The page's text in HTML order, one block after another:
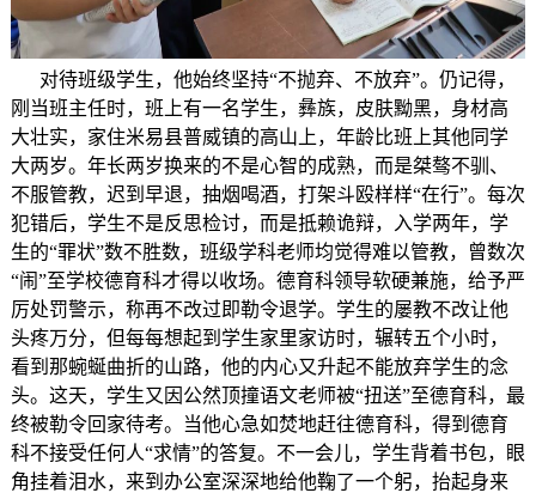
对待班级学生，他始终坚持“不抛弃、不放弃”。仍记得，
刚当班主任时，班上有一名学生，彝族，皮肤黝黑，身材高
大壮实，家住米易县普威镇的高山上，年龄比班上其他同学
大两岁。年长两岁换来的不是心智的成熟，而是桀骜不驯、
不服管教，迟到早退，抽烟喝酒，打架斗殴样样“在行”。每次
犯错后，学生不是反思检讨，而是抵赖诡辩，入学两年，学
生的“罪状”数不胜数，班级学科老师均觉得难以管教，曾数次
“闹”至学校德育科才得以收场。德育科领导软硬兼施，给予严
厉处罚警示，称再不改过即勒令退学。学生的屡教不改让他
头疼万分，但每每想起到学生家里家访时，辗转五个小时，
看到那蜿蜒曲折的山路，他的内心又升起不能放弃学生的念
头。这天，学生又因公然顶撞语文老师被“扭送”至德育科，最
终被勒令回家待考。当他心急如焚地赶往德育科，得到德育
科不接受任何人“求情”的答复。不一会儿，学生背着书包，眼
角挂着泪水，来到办公室深深地给他鞠了一个躬，抬起身来